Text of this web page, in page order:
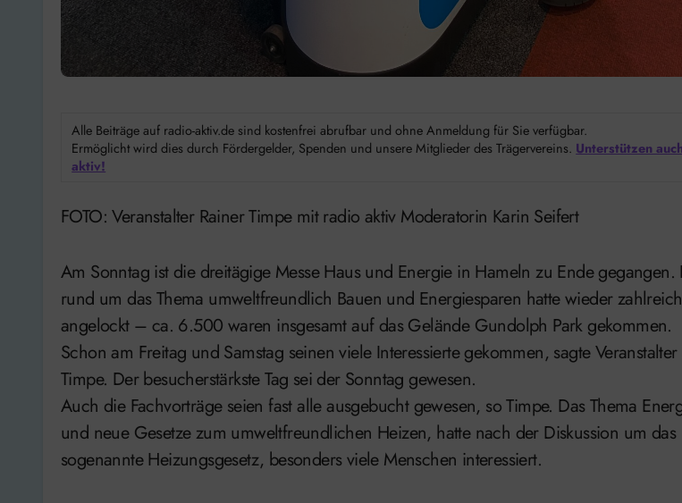
Alle Beiträge auf radio-aktiv.de sind kostenfrei abrufbar und ohne Anmeldung für Sie verfügbar.
Ermöglicht wird dies durch Fördergelder, Spenden und unsere Mitglieder des Trägervereins. Unterstützen
aktiv!
FOTO: Veranstalter Rainer Timpe mit radio aktiv Moderatorin Karin Seifert
Am Sonntag ist die dreitägige Messe Haus und Energie in Hameln zu Ende gegangen.
rund um das Thema umweltfreundlich Bauen und Energiesparen hatte wieder
angelockt – ca. 6.500 waren insgesamt auf das Gelände Gundolph Park gekommen.
Schon am Freitag und Samstag seinen viele Interessierte gekommen, sagte
Timpe. Der besucherstärkste Tag sei der Sonntag gewesen.
Auch die Fachvorträge seien fast alle ausgebucht gewesen, so Timpe. Das Thema
und neue Gesetze zum umweltfreundlichen Heizen, hatte nach der Diskussion um das
sogenannte Heizungsgesetz, besonders viele Menschen interessiert.